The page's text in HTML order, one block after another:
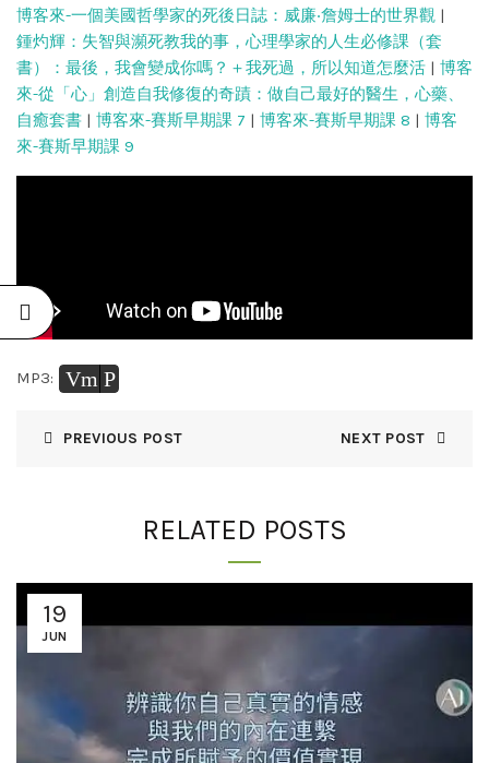
博客來-一個美國哲學家的死後日誌：威廉‧詹姆士的世界觀 |
鍾灼輝：失智與瀕死教我的事，心理學家的人生必修課（套
書）：最後，我會變成你嗎？＋我死過，所以知道怎麼活 | 博客
來-從「心」創造自我修復的奇蹟：做自己最好的醫生，心藥、
自癒套書 | 博客來-賽斯早期課 7 | 博客來-賽斯早期課 8 | 博客
來-賽斯早期課 9
MP3: Vm P
PREVIOUS POST NEXT POST
RELATED POSTS
19
JUN